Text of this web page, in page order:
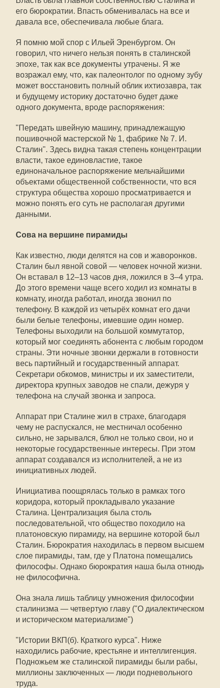
его бюрократии. Впасть обменивалась на все и
давала все, обеспечивала любые блага.
Я помню мой спор с Ильей Эренбургом. Он
говорил, что ничего нельзя понять в сталинской
эпохе, так как все документы утрачены. Я же
возражал ему, что, как палеонтолог по одному зубу
может восстановить полный облик ихтиозавра, так
и будущему историку достаточно будет даже
одного документа, вроде распоряжения:
"Передать швейную машину, принадлежащую
пошивочной мастерской № 1, фабрике № 7. И.
Сталин". Здесь видна такая степень концентрации
власти, такое единовластие, такое
единоначальное распоряжение мельчайшими
объектами общественной собственности, что вся
структура общества хорошо просматривается и
можно понять его суть не располагая другими
данными.
Сова на вершине пирамиды
Как известно, люди делятся на сов и жаворонков.
Сталин был явной совой — человек ночной жизни.
Он вставал в 12–13 часов дня, ложился в 3–4 утра.
До этого времени чаще всего ходил из комнаты в
комнату, иногда работал, иногда звонил по
телефону. В каждой из четырёх комнат его дачи
были белые телефоны, имевшие один номер.
Телефоны выходили на большой коммутатор,
который мог соединять абонента с любым городом
страны. Эти ночные звонки держали в готовности
весь партийный и государственный аппарат.
Секретари обкомов, министры и их заместители,
директора крупных заводов не спали, дежуря у
телефона на случай звонка и запроса.
Аппарат при Сталине жил в страхе, благодаря
чему не распускался, не местничал особенно
сильно, не зарывался, блюл не только свои, но и
некоторые государственные интересы. При этом
аппарат создавался из исполнителей, а не из
инициативных людей.
Инициатива поощрялась только в рамках того
коридора, который прокладывало указание
Сталина. Централизация была столь
последовательной, что общество походило на
платоновскую пирамиду, на вершине которой был
Сталин. Бюрократия находилась в первом высшем
слое пирамиды, там, где у Платона помещались
философы. Однако бюрократия наша была отнюдь
не философична.
Она знала лишь таблицу умножения философии
сталинизма — четвертую главу ("О диалектическом
и историческом материализме")
"Истории ВКП(б). Краткого курса". Ниже
находились рабочие, крестьяне и интеллигенция.
Подножьем же сталинской пирамиды были рабы,
миллионы заключенных — люди подневольного
труда.